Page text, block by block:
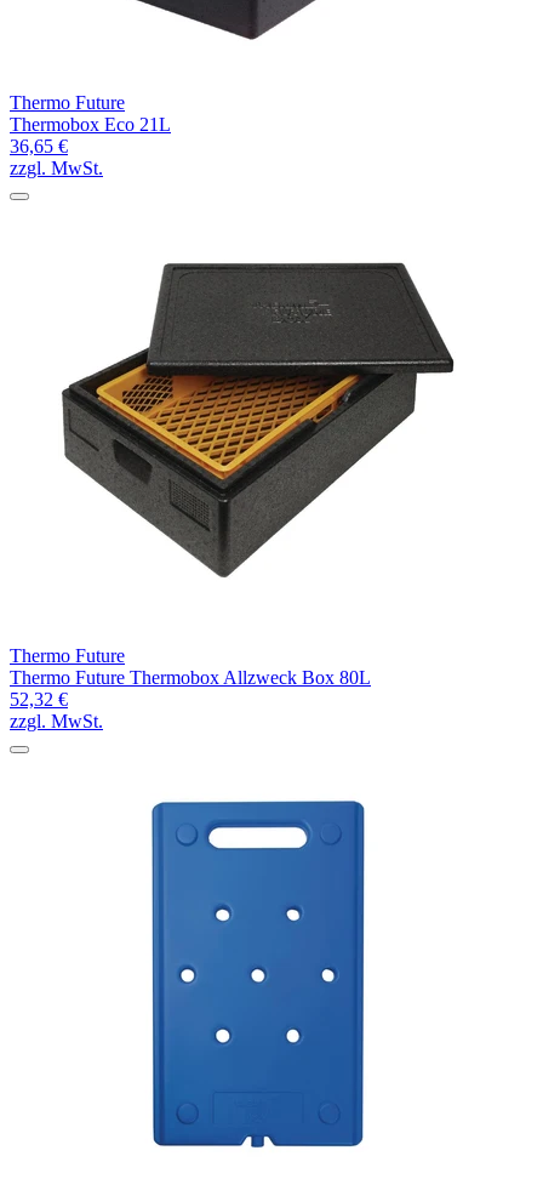
Thermo Future
Thermobox Eco 21L
36,65 €
zzgl. MwSt.
Thermo Future
Thermo Future Thermobox Allzweck Box 80L
52,32 €
zzgl. MwSt.